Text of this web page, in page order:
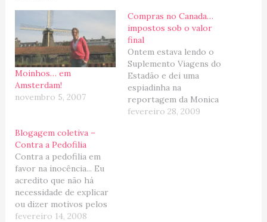
Moinhos… em
Amsterdam!
novembro 5, 2007
Compras no Canada…
impostos sob o valor
final
Ontem estava lendo o
Suplemento Viagens do
Estadão e dei uma
espiadinha na
reportagem da Monica
Nobrega chamada: "De
fevereiro 28, 2009
Blogagem coletiva –
Contra a Pedofilia
Contra a pedofilia em
favor na inocência... Eu
acredito que não há
necessidade de explicar
ou dizer motivos pelos
quais essa blogagem
fevereiro 14, 2008